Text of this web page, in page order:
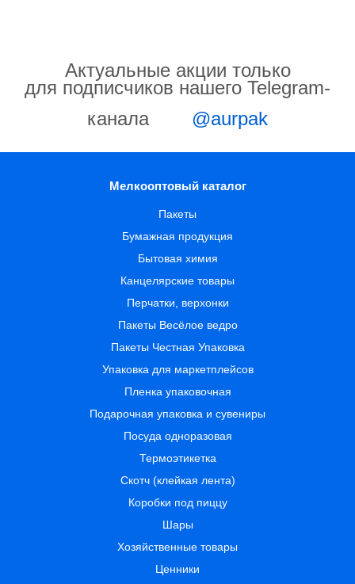
Актуальные акции только
для подписчиков нашего Telegram-
канала
@aurpak
Мелкооптовый каталог
Пакеты
Бумажная продукция
Бытовая химия
Канцелярские товары
Перчатки, верхонки
Пакеты Весёлое ведро
Пакеты Честная Упаковка
Упаковка для маркетплейсов
Пленка упаковочная
Подарочная упаковка и сувениры
Посуда одноразовая
Термоэтикетка
Скотч (клейкая лента)
Коробки под пиццу
Шары
Хозяйственные товары
Ценники